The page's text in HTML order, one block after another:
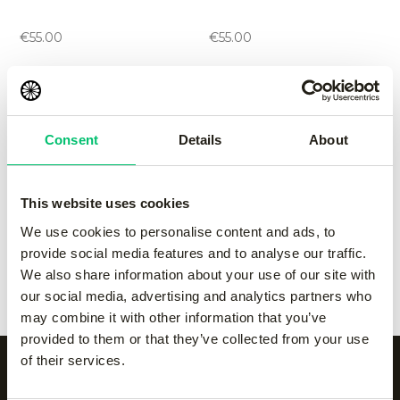
Consent Details About
This website uses cookies
We use cookies to personalise content and ads, to
provide social media features and to analyse our traffic.
We also share information about your use of our site with
our social media, advertising and analytics partners who
may combine it with other information that you’ve
provided to them or that they’ve collected from your use
of their services.
€55.00
€55.00
Jaipur women
black
-green
Jaipur women
performance pant
-Grey
€55.00
Jaipur women
performance pant
-navy
€55.00